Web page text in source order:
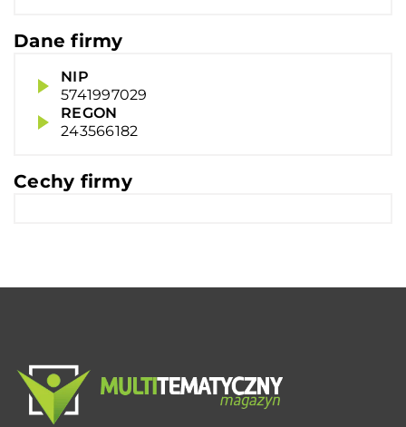
Dane firmy
NIP
5741997029
REGON
243566182
Cechy firmy